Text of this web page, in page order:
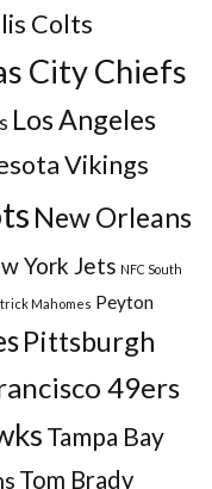
Colts
City Chiefs
Los Angeles
Vikings
New Orleans
York Jets NFC South
Mahomes Peyton
Pittsburgh
49ers
Tampa Bay
Tom Brady